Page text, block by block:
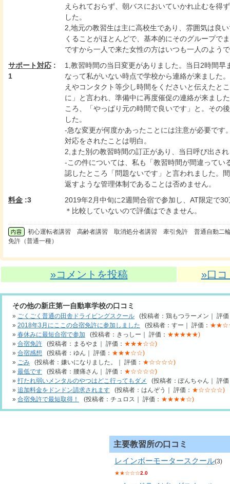
えられておらず、朝バスにおいていかれ止むを得
した。
2,地元の教習生は主に高校生であり、雰囲気は良
くることがほとんどで、基本的にそのグループで
ですから一人で来た女性の方はいつも一人のよう
サポート対応 :
1
1,教習時間の当日変更がありました。当日2時間早
なって私がいない時点で学校から連絡が来ました
えやコンタクト等少し時間をくださいと伝えたと
に」と言われ、準備中に再度催促の連絡が来まし
ころ、「やっぱり元の時間で良いです」と。その
した。
-急な変更が何度かあったことには注意が必要です
対応をされたことは明白。
2,また別の教習時間の訂正があり、当日呼び出さ
-この件については、私も「教習時間が間違ってい
認したところ「問題ないです」と言われました。
返すような管理体制であることは否めません。
料金 :3
2019年2月中旬に2週間合宿で参加し、AT限定で
＊比較していないので評価はできません。
初心運転者講習 高齢者講習 取消処分者講習 牽引免許 普通自動
免許（普通一種）
»コメントを投稿 »口
その他の新庄第一自動車学校の口コミ
» ごくごく普通の田舎ドライビングスクール (投稿者：鶏もつラーメン｜ 評価
» 2018年3月にここの合宿免許に参加しました (投稿者：すー｜ 評価：
» 春休みに最短合宿で参加 (投稿者：きっしー｜ 評価： ★★★★★)
» 合宿免許 (投稿者：まるやま｜ 評価： ★★★☆☆)
» 合宿感想 (投稿者：ゆん｜ 評価： ★★★☆☆)
» ごみ (投稿者：嫌いになりました。｜ 評価： ★☆☆☆☆)
» 最低です (投稿者：腰痛さん｜ 評価： ★☆☆☆☆)
» 打たれ弱いメンタルのやつはどこ行ってもダメ
(投稿者：ぽんちゃん｜ 評価
» 追加料金をドンドン請求されます (投稿者：はんぞう｜ 評価： ★☆☆☆☆)
» 合宿免許で最短取得！ (投稿者：チュロス｜ 評価： ★★★★☆)
主要教習所の口コミ
レインボーモータースクール(3)
★★☆☆☆2.0